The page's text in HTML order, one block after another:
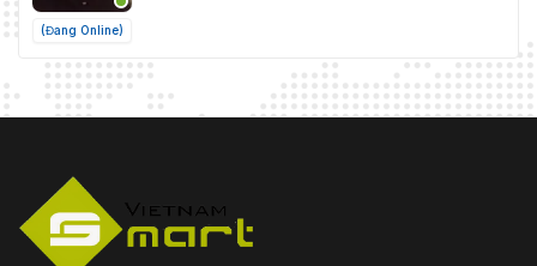
(Đang Online)